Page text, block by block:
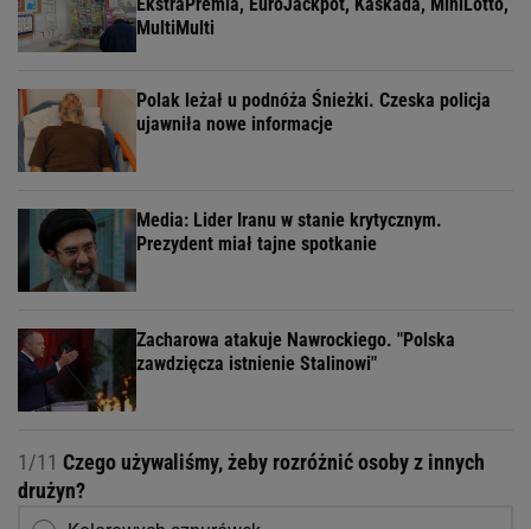
EkstraPremia, EuroJackpot, Kaskada, MiniLotto,
MultiMulti
Polak leżał u podnóża Śnieżki. Czeska policja
ujawniła nowe informacje
Media: Lider Iranu w stanie krytycznym.
Prezydent miał tajne spotkanie
Zacharowa atakuje Nawrockiego. "Polska
zawdzięcza istnienie Stalinowi"
1/11 Czego używaliśmy, żeby rozróżnić osoby z innych
drużyn?